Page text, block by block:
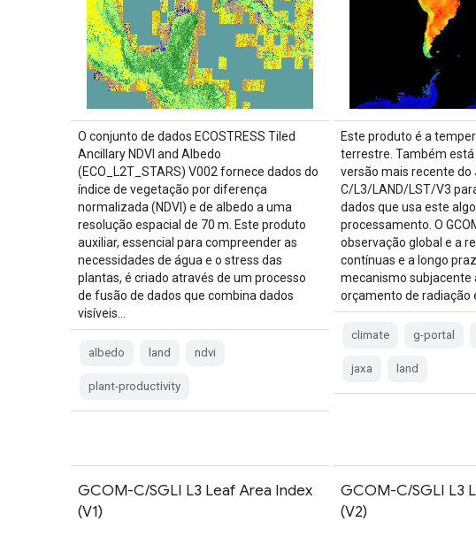
O conjunto de dados ECOSTRESS Tiled
Ancillary NDVI and Albedo
(ECO_L2T_STARS) V002 fornece dados do
índice de vegetação por diferença
normalizada (NDVI) e de albedo a uma
resolução espacial de 70 m. Este produto
auxiliar, essencial para compreender as
necessidades de água e o stress das
plantas, é criado através de um processo
de fusão de dados que combina dados
visíveis…
albedo land ndvi
plant-productivity
Este produto é a
terrestre. Também
versão mais recente do
C/L3/LAND/LST/V3
dados que usa este
processamento. O
observação global e a
contínuas e a longo
mecanismo subjacente
orçamento de radiação
climate g-portal
jaxa land
GCOM-C/SGLI L3 Leaf Area Index
(V1)
GCOM-C/SGLI L3
(V2)